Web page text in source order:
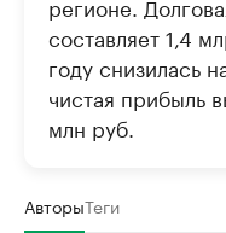
регионе.
составляет 1,4
году снизилась
чистая прибыль
млн руб.
АвторыТеги